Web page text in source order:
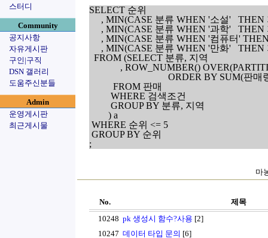
스터디
Community
공지사항
자유게시판
구인|구직
DSN 갤러리
도움주신분들
Admin
운영게시판
최근게시물
SELECT 순위
, MIN(CASE 분류 WHEN '소설'
, MIN(CASE 분류 WHEN '과학'
, MIN(CASE 분류 WHEN '컴퓨터'
, MIN(CASE 분류 WHEN '만화'
  FROM (SELECT 분류, 지역
, ROW_NUMBER()
ORDER BY SUM(
          FROM 판매
         WHERE 검색조건
         GROUP BY 분류, 지역
        ) a
WHERE 순위 <= 5
GROUP BY 순위
마
No.
제목
10248 pk 생성시 함수?사용 [2]
10247 데이터 타입 문의 [6]